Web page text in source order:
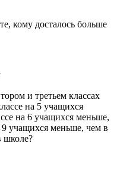
кому досталось больше
и третьем классах
на 5 учащихся
на 6 учащихся меньше,
учащихся меньше, чем в
школе?